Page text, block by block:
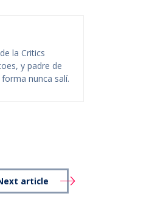
la Critics
y padre de
nunca salí.
article